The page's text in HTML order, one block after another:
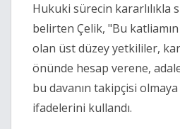
Hukuki sürecin kararlılıkla
belirten Çelik, "Bu
olan üst düzey yetkililer,
önünde hesap verene,
bu davanın takipçisi
ifadelerini kullandı.